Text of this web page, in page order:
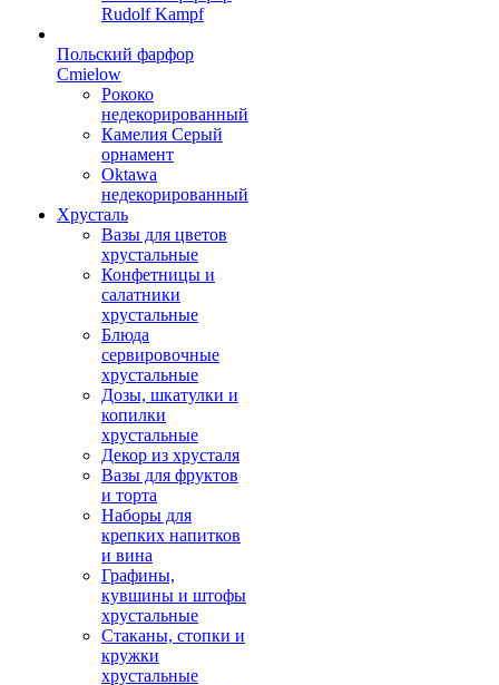
Rudolf Kampf
Польский фарфор
Сmielow
Рококо
недекорированный
Камелия Серый
орнамент
Oktawa
недекорированный
Хрусталь
Вазы для цветов
хрустальные
Конфетницы и
салатники
хрустальные
Блюда
сервировочные
хрустальные
Дозы, шкатулки и
копилки
хрустальные
Декор из хрусталя
Вазы для фруктов
и торта
Наборы для
крепких напитков
и вина
Графины,
кувшины и штофы
хрустальные
Стаканы, стопки и
кружки
хрустальные